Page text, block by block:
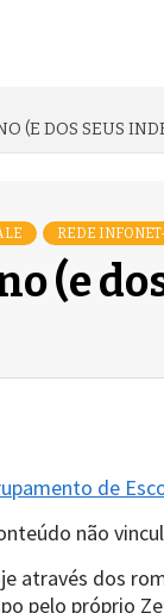
(E DOS SEUS
REDE
(e
de
não
através dos
pelo próprio